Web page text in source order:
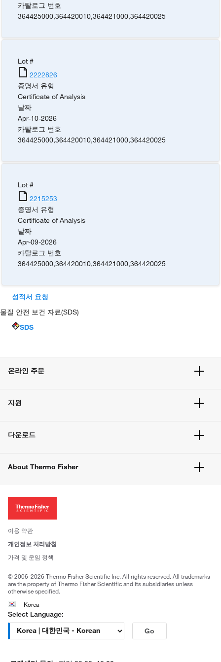
카탈로그 번호
364425000,364420010,364421000,364420025
Lot #
2222826
증명서 유형
Certificate of Analysis
날짜
Apr-10-2026
카탈로그 번호
364425000,364420010,364421000,364420025
Lot #
2215253
증명서 유형
Certificate of Analysis
날짜
Apr-09-2026
카탈로그 번호
364425000,364420010,364421000,364420025
성적서 요청
물질 안전 보건 자료(SDS)
SDS
온라인 주문
주문 방법
벌크 주문
지원
고객 센터
웹사이트 개선사항
다운로드
About Thermo Fisher
투자자
사회적 책임
브랜드
이용 약관
개인정보 처리방침
가격 및 운임 정책
© 2006-2026 Thermo Fisher Scientific Inc. All rights reserved. All trademarks
are the property of Thermo Fisher Scientific and its subsidiaries unless
otherwise specified.
Korea
Select Language:
Go